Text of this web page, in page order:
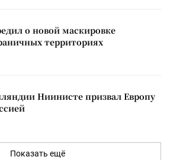
о новой маскировке
территориях
Ниинисте призвал Европу
Показать ещё